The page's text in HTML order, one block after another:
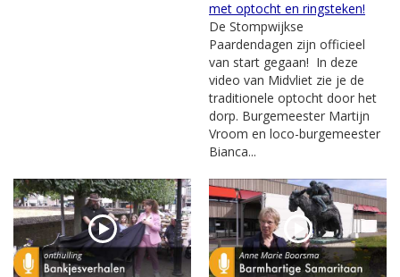
met optocht en ringsteken!
De Stompwijkse
Paardendagen zijn officieel
van start gegaan! In deze
video van Midvliet zie je de
traditionele optocht door het
dorp. Burgemeester Martijn
Vroom en loco-burgemeester
Bianca...